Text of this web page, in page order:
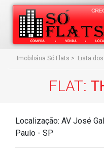
Imobiliária Só Flats > Lista
FLAT:
Localização: AV José
Paulo - SP